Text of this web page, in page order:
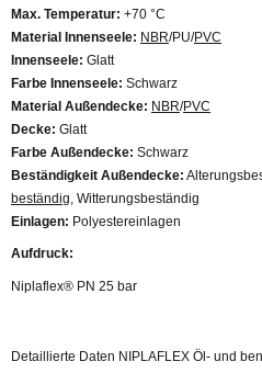
Max. Temperatur: +70 °C
Material Innenseele: NBR/PU/PVC
Innenseele: Glatt
Farbe Innenseele: Schwarz
Material Außendecke: NBR/PVC
Decke: Glatt
Farbe Außendecke: Schwarz
Beständigkeit Außendecke:
beständig , Witterungsbeständig
Einlagen: Polyestereinlagen
Aufdruck:
Niplaflex® PN 25 bar
Detaillierte Daten NIPLAFLEX Öl- und